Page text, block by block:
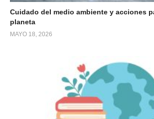
Cuidado del medio ambiente y acciones
planeta
MAYO 18, 2026